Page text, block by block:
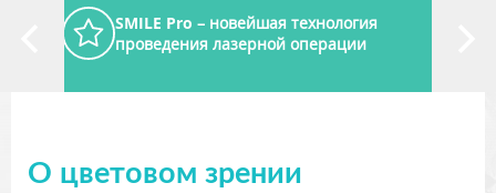
SMILE Pro – новейшая технология
проведения лазерной операции
О цветовом зрении